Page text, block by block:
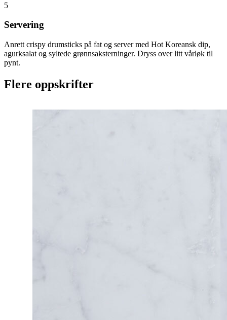
5
Servering
Anrett crispy drumsticks på fat og server med Hot Koreansk dip,
agurksalat og syltede grønnsaksterninger. Dryss over litt vårløk til
pynt.
Flere oppskrifter